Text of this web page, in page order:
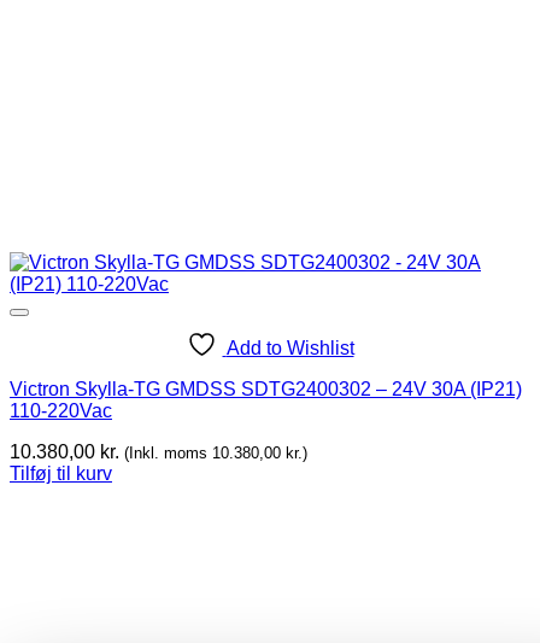
Add to Wishlist
Victron Skylla-TG GMDSS SDTG2400302 – 24V 30A (IP21)
110-220Vac
10.380,00 kr. (Inkl. moms 10.380,00 kr.)
Tilføj til kurv